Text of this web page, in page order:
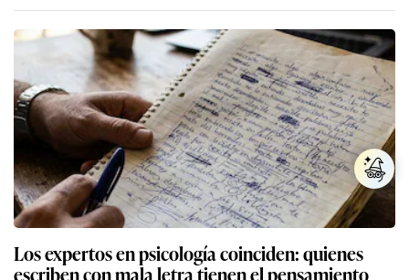
Los expertos en psicología coinciden: quienes
escriben con mala letra tienen el pensamiento